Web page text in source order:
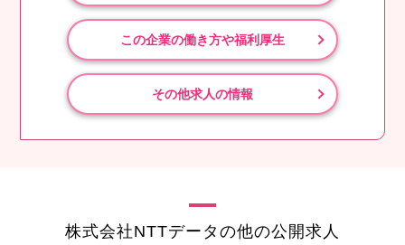
この企業の働き方や福利厚生
その他求人の情報
株式会社NTTデータの他の公開求人